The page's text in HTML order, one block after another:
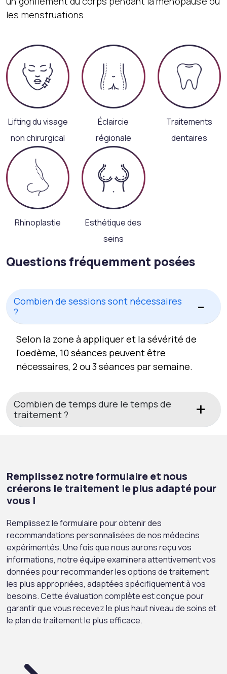
les menstruations.
Lifting du visage
non chirurgical
Éclaircie
régionale
Traitements
dentaires
Rhinoplastie
Esthétique des
seins
Questions fréquemment posées
Combien de sessions sont nécessaires
?
Selon la zone à appliquer et la sévérité de
l'oedème, 10 séances peuvent être
nécessaires, 2 ou 3 séances par semaine.
Combien de temps dure le temps de
traitement ?
Remplissez notre formulaire et nous
créerons le traitement le plus adapté pour
vous !
Remplissez le formulaire pour obtenir des
recommandations personnalisées de nos médecins
expérimentés. Une fois que nous aurons reçu vos
informations, notre équipe examinera attentivement vos
données pour recommander les options de traitement
les plus appropriées, adaptées spécifiquement à vos
besoins. Cette évaluation complète est conçue pour
garantir que vous recevez le plus haut niveau de soins et
le plan de traitement le plus efficace.